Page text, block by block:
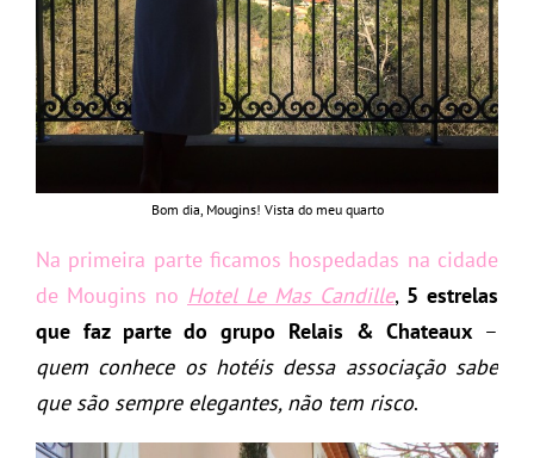
Bom dia, Mougins! Vista do meu quarto
Na primeira parte ficamos hospedadas na cidade
de Mougins no Hotel Le Mas Candille, 5 estrelas
que faz parte do grupo Relais & Chateaux –
quem conhece os hotéis dessa associação sabe
que são sempre elegantes, não tem risco.